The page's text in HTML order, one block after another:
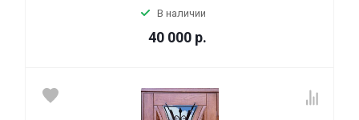
В наличии
40 000 р.